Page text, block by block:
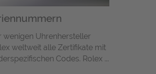
wenigen Uhrenhersteller
weltweit alle Zertifikate mit
Codes. Rolex ...